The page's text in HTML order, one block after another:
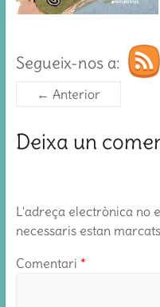
Segueix-nos a:
← Anterior
Deixa un
L'adreça electrònica no
necessaris estan
Comentari *